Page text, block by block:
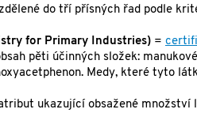
do tří přísných řad podle
for Primary Industries) =
pěti účinných složek:
Medy, které tyto
ukazující obsažené množství